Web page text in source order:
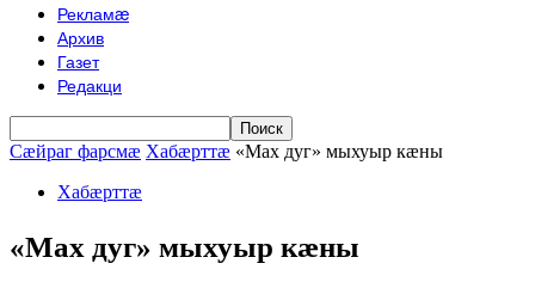
Рекламæ
Архив
Газет
Редакци
Сæйраг фарсмæ Хабæрттæ «Мах дуг» мыхуыр кӕны
Хабæрттæ
«Мах дуг» мыхуыр кӕны